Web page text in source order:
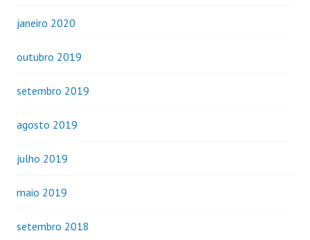
janeiro 2020
outubro 2019
setembro 2019
agosto 2019
julho 2019
maio 2019
setembro 2018